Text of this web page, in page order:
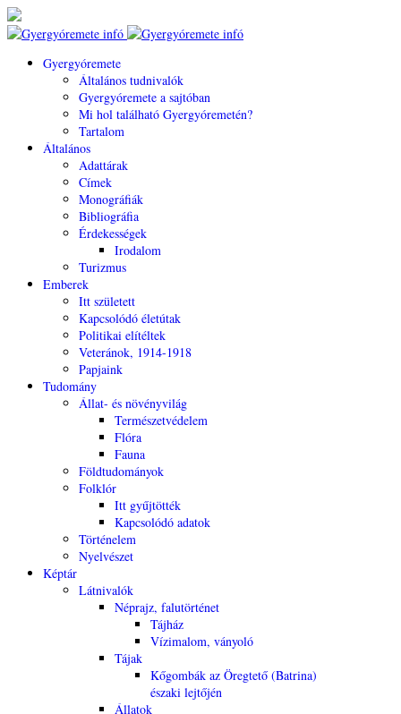
Gyergyóremete
Általános tudnivalók
Gyergyóremete a sajtóban
Mi hol található Gyergyóremetén?
Tartalom
Általános
Adattárak
Címek
Monográfiák
Bibliográfia
Érdekességek
Irodalom
Turizmus
Emberek
Itt született
Kapcsolódó életútak
Politikai elítéltek
Veteránok, 1914-1918
Papjaink
Tudomány
Állat- és növényvilág
Természetvédelem
Flóra
Fauna
Földtudományok
Folklór
Itt gyűjtötték
Kapcsolódó adatok
Történelem
Nyelvészet
Képtár
Látnivalók
Néprajz, falutörténet
Tájház
Vízimalom, ványoló
Tájak
Kőgombák az Öregtető (Batrina)
északi lejtőjén
Állatok